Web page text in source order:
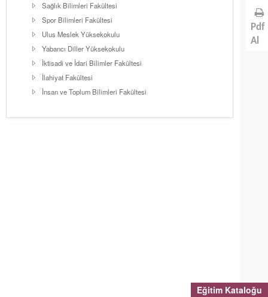
Eğitim Kataloğu
Sağlık Bilimleri Fakültesi
Spor Bilimleri Fakültesi
Ulus Meslek Yüksekokulu
Yabancı Diller Yüksekokulu
İktisadi ve İdari Bilimler Fakültesi
İlahiyat Fakültesi
İnsan ve Toplum Bilimleri Fakültesi
Pdf
Al